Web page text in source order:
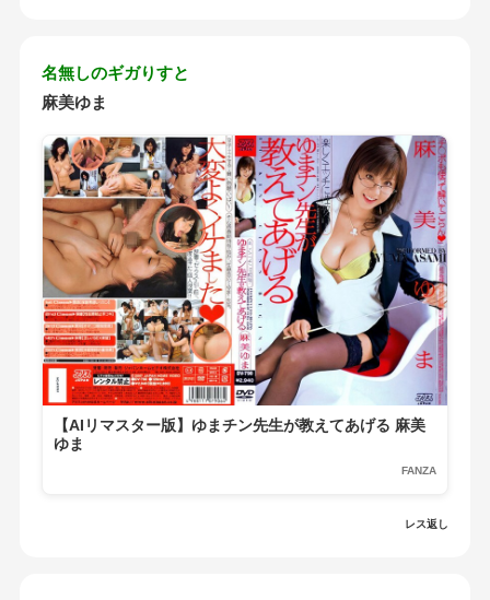
名無しのギガりすと
麻美ゆま
【AIリマスター版】ゆまチン先生が教えてあげる 麻美
ゆま
FANZA
レス返し